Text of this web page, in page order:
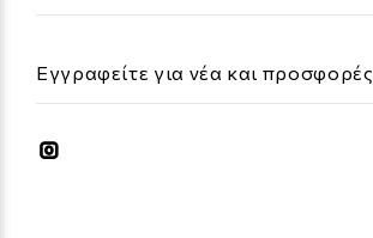
Εγγραφείτε για νέα και προσφορές